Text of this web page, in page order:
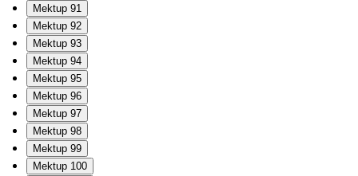
Mektup 91
Mektup 92
Mektup 93
Mektup 94
Mektup 95
Mektup 96
Mektup 97
Mektup 98
Mektup 99
Mektup 100